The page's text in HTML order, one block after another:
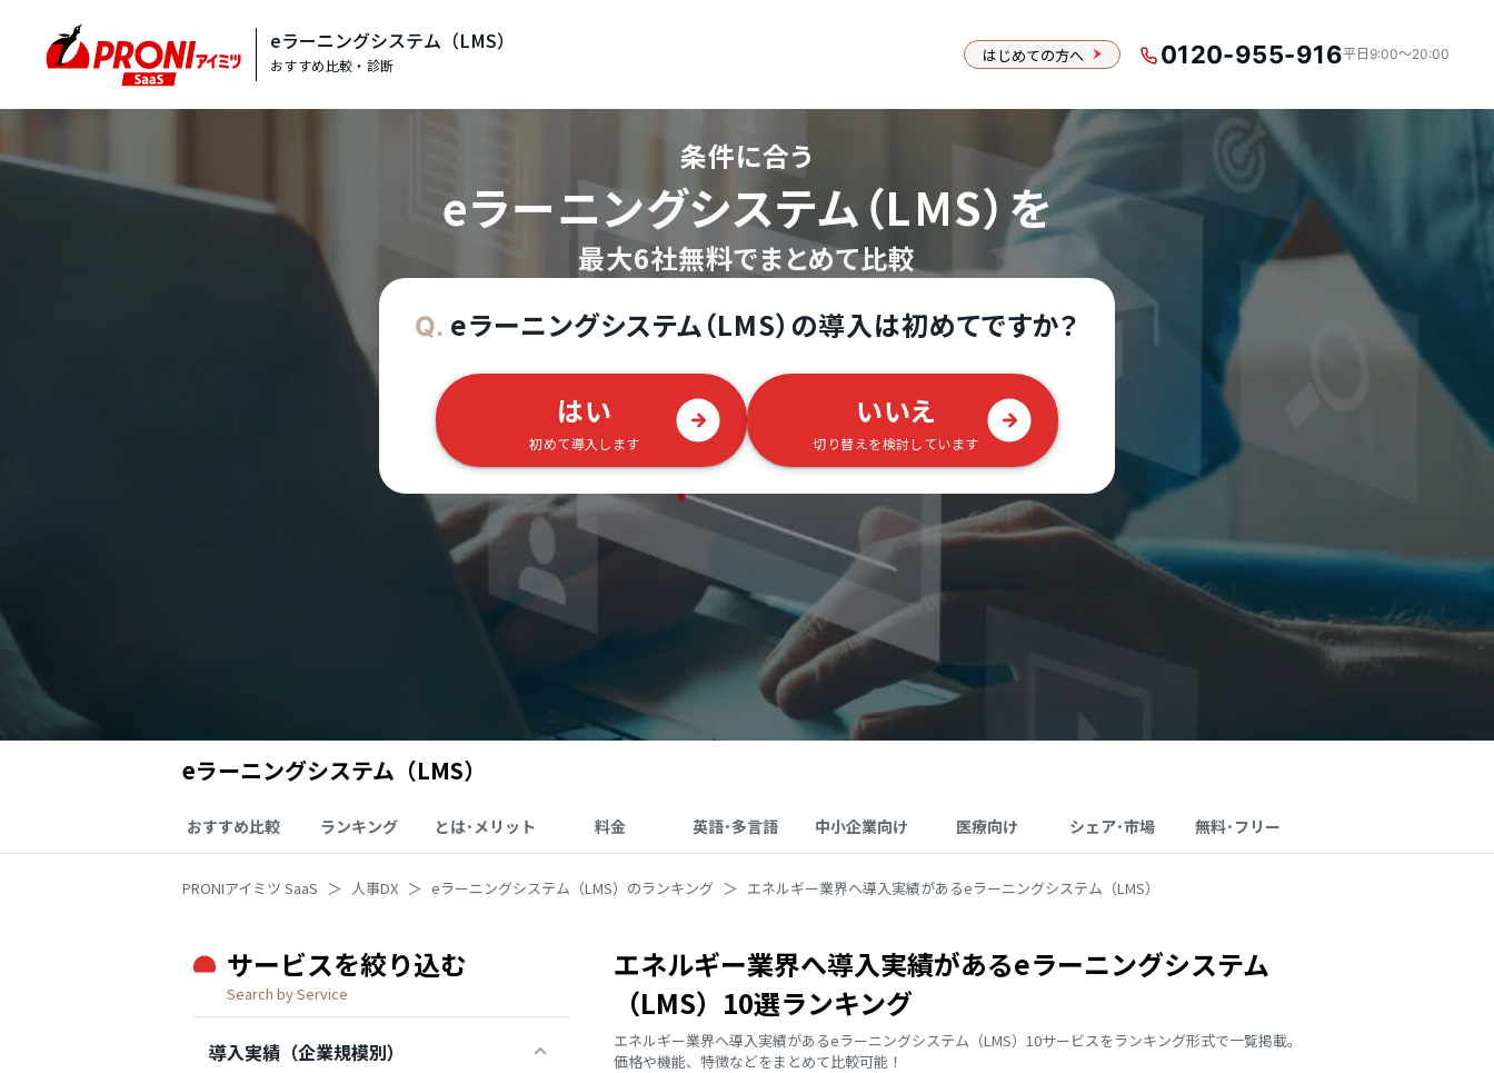
eラーニングシステム（LMS）
おすすめ比較・診断 はじめての方へ 0120-955-916平日9:00〜20:00
条件に合う
eラーニングシステム（LMS）を
最大6社無料でまとめて比較
Q. eラーニングシステム（LMS）の導入は初めてですか？
はい
初めて導入します
いいえ
切り替えを検討しています
eラーニングシステム（LMS）
おすすめ比較 ランキング とは･メリット 料金 英語･多言語 中小企業向け 医療向け シェア･市場 無料･フリー
PRONIアイミツ SaaS 人事DX eラーニングシステム（LMS）のランキング エネルギー業界へ導入実績があるeラーニングシステム（LMS）
サービスを絞り込む
Search by Service
導入実績（企業規模別）
エネルギー業界へ導入実績があるeラーニングシステム
（LMS）10選ランキング
エネルギー業界へ導入実績があるeラーニングシステム（LMS）10サービスをランキング形式で一覧掲載。
価格や機能、特徴などをまとめて比較可能！